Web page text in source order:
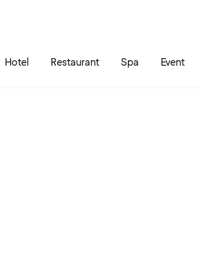
Hotel Restaurant Spa Event